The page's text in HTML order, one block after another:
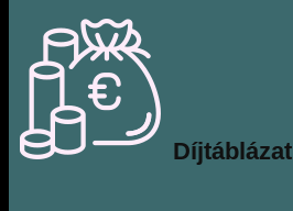
Díjtáblázat